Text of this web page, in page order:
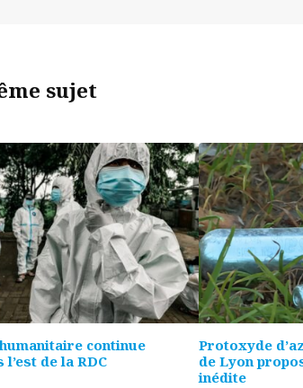
sujet
continue
l’est de la RDC
Protoxyde
de Lyon
inédite